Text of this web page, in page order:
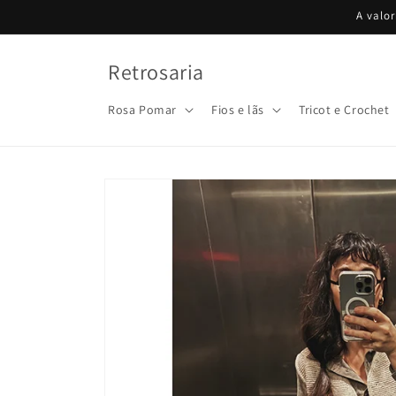
conteúdo
A
Retrosaria
Rosa Pomar Fios e lãs Tricot e Crochet